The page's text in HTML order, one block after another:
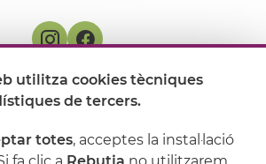
utilitza cookies tècniques
de tercers.
totes, acceptes la instal·lació